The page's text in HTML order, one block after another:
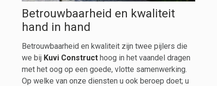
Betrouwbaarheid en kwaliteit
hand in hand
Betrouwbaarheid en kwaliteit zijn twee pijlers die
we bij Kuvi Construct hoog in het vaandel dragen
met het oog op een goede, vlotte samenwerking.
Op welke van onze diensten u ook beroep doet; u